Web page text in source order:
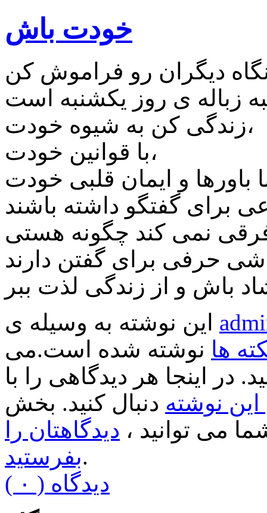
خودت باش
ﺯﻧﺪﮔﯽ ﮐﻦ ﺑﻪ ﺷﻴﻮﻩ ﺧﻮﺩﺕ،
ﺑﺎ ﻗﻮﺍﻧﻴﻦ ﺧﻮﺩﺕ،
ها نوشته شده است.می
در اینجا هر دیدگاهی را با
نوشته دنبال کنید. بخش
می توانید ، دیدگاهتان را
بفرستید.
( ۰ ) دیدگاه